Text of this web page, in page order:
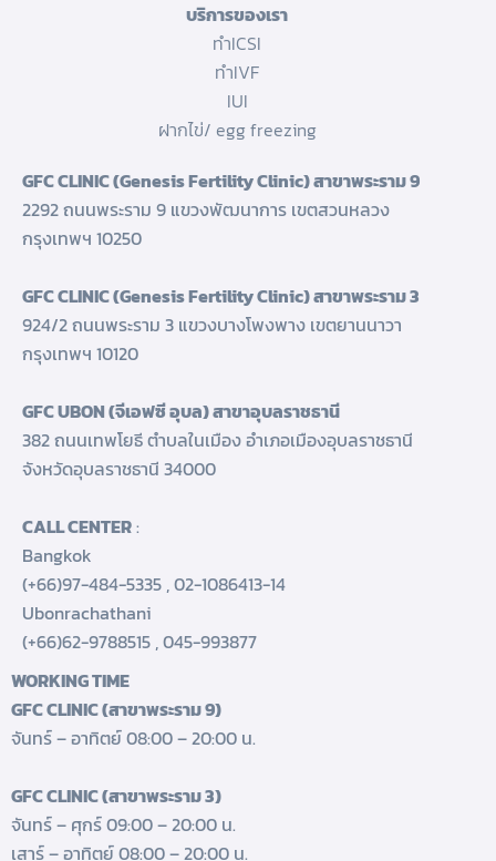
บริการของเรา
ทำICSI
ทำIVF
IUI
ฝากไข่/ egg freezing
GFC CLINIC (Genesis Fertility Clinic) สาขาพระราม 9
2292 ถนนพระราม 9 แขวงพัฒนาการ เขตสวนหลวง
กรุงเทพฯ 10250
GFC CLINIC (Genesis Fertility Clinic) สาขาพระราม 3
924/2 ถนนพระราม 3 แขวงบางโพงพาง เขตยานนาวา
กรุงเทพฯ 10120
GFC UBON (จีเอฟซี อุบล) สาขาอุบลราชธานี
382 ถนนเทพโยธี ตำบลในเมือง อำเภอเมืองอุบลราชธานี
จังหวัดอุบลราชธานี 34000
CALL CENTER:
Bangkok
(+66)97-484-5335,02-1086413-14
Ubonrachathani
(+66)62-9788515,045-993877
WORKING TIME
GFC CLINIC (สาขาพระราม 9)
จันทร์ – อาทิตย์ 08:00 – 20:00 น.
GFC CLINIC (สาขาพระราม 3)
จันทร์ – ศุกร์ 09:00 – 20:00 น.
เสาร์ – อาทิตย์ 08:00 – 20:00 น.